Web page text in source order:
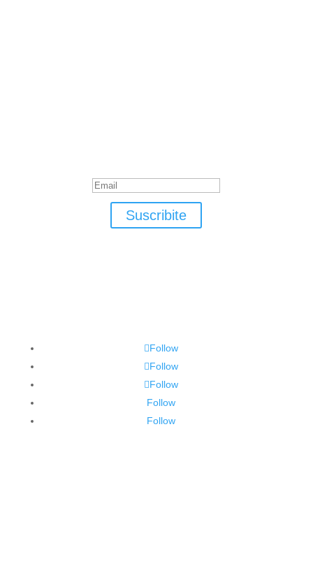
Suscribite
Follow
Follow
Follow
Follow
Follow